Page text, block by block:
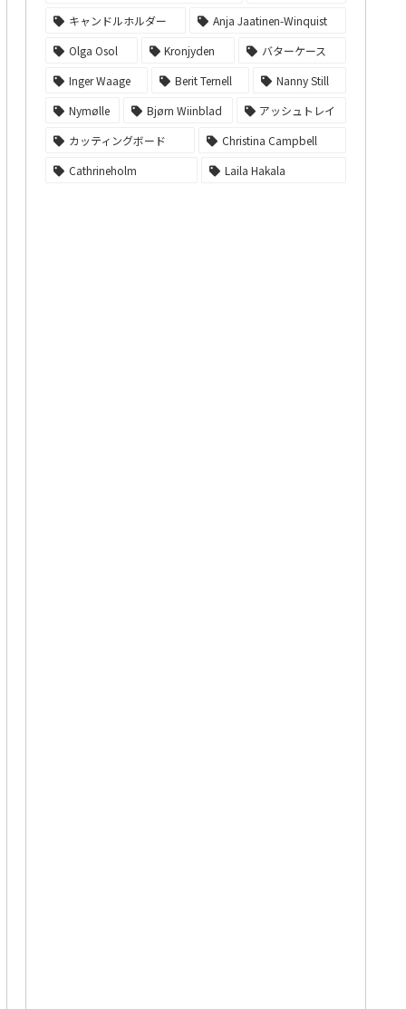
キャンドルホルダー
Anja Jaatinen-Winquist
Olga Osol
Kronjyden
バターケース
Inger Waage
Berit Ternell
Nanny Still
Nymølle
Bjørn Wiinblad
アッシュトレイ
カッティングボード
Christina Campbell
Cathrineholm
Laila Hakala